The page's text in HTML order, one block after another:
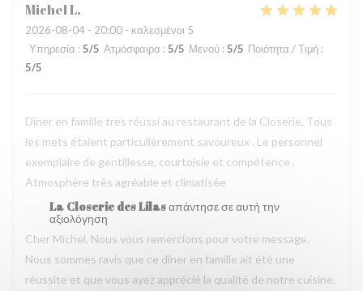
MichelL
2026-08-04 - 20:00 - καλεσμένοι 5
Υπηρεσία : 5/5 Ατμόσφαιρα : 5/5 Μενού : 5/5 Ποιότητα / Τιμή :
5/5
Dîner en famille très réussi au restaurant de la Closerie. Tous
les mets étaient particulièrement savoureux . Le personnel
exemplaire de gentillesse, courtoisie et compétence .
Atmosphère très agréable et climatisée
La Closerie des Lilasαπάντησε σε αυτή την
αξιολόγηση
Cher Michel, Nous vous remercions pour votre message.
Nous sommes ravis que ce dîner en famille ait été une
réussite et que vous ayez apprécié la qualité de notre cuisine.